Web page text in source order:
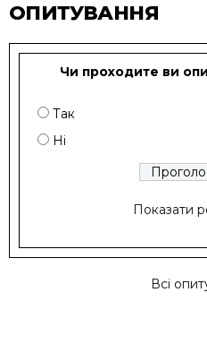
ОПИТУВАННЯ
Чи проходите ви
Так
Ні
Показати
Всі